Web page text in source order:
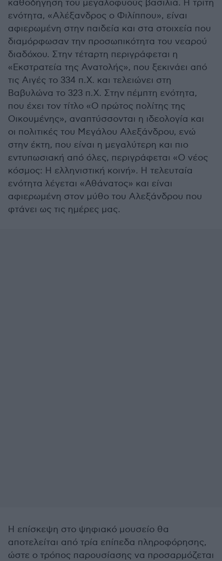
καθοδήγηση του μεγαλοφυούς βασιλιά. Η τρίτη
ενότητα, «Αλέξανδρος ο Φιλίππου», είναι
αφιερωμένη στην παιδεία και στα στοιχεία που
διαμόρφωσαν την προσωπικότητα του νεαρού
διαδόχου. Στην τέταρτη περιγράφεται η
«Εκστρατεία της Ανατολής», που ξεκινάει από
τις Αιγές το 334 π.Χ. και τελειώνει στη
Βαβυλώνα το 323 π.Χ. Στην πέμπτη ενότητα,
που έχει τον τίτλο «Ο πρώτος πολίτης της
Οικουμένης», αναπτύσσονται η ιδεολογία και
οι πολιτικές του Μεγάλου Αλεξάνδρου, ενώ
στην έκτη, που είναι η μεγαλύτερη και πιο
εντυπωσιακή από όλες, περιγράφεται «Ο νέος
κόσμος: Η ελληνιστική κοινή». Η τελευταία
ενότητα λέγεται «Αθάνατος» και είναι
αφιερωμένη στον μύθο του Αλεξάνδρου που
φτάνει ως τις ημέρες μας.
Η επίσκεψη στο ψηφιακό μουσείο θα
αποτελείται από τρία επίπεδα πληροφόρησης,
ώστε ο τρόπος παρουσίασης να προσαρμόζεται